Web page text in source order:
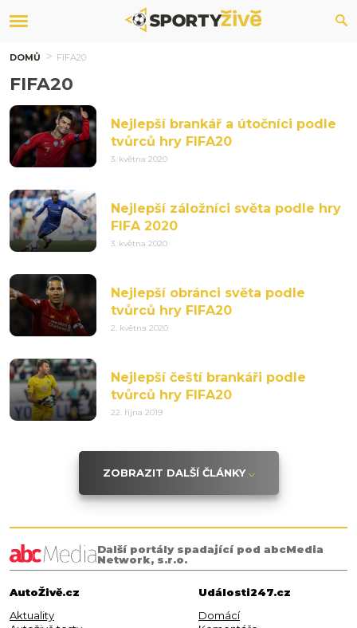
DOMŮ FIFA20
FIFA20
Nejlepší brankář a útočníci podle
tvůrců hry FIFA20
3. května 2020
Nejlepší záložníci světa podle hry
FIFA 2020
3. května 2020
Nejlepší obránci světa podle
tvůrců hry FIFA20
2. května 2020
Nejlepší čeští brankáři podle
tvůrců hry FIFA20
22. října 2019
ZOBRAZIT DALŠÍ ČLÁNKY
Další portály spadající pod abcMedia
Network, s.r.o.
AutoŽivě.cz
Aktuality
Události247.cz
Domácí